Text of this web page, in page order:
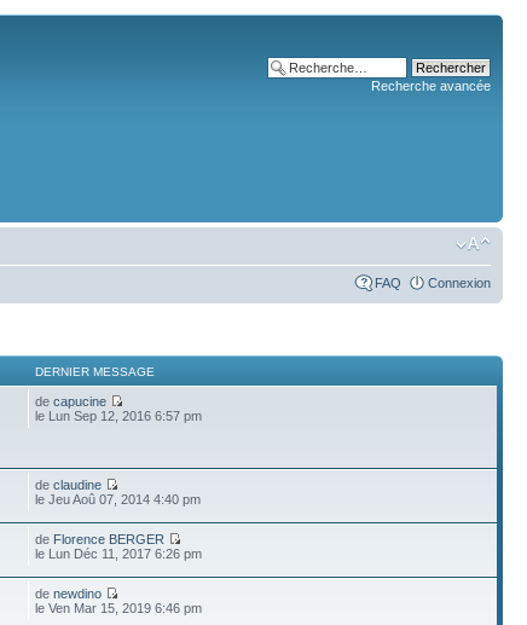
Recherche avancée
FAQ Connexion
DERNIER MESSAGE
decapucine
le Lun Sep 12, 2016 6:57 pm
declaudine
le Jeu Aoû 07, 2014 4:40 pm
de Florence BERGER
le Lun Déc 11, 2017 6:26 pm
denewdino
le Ven Mar 15, 2019 6:46 pm